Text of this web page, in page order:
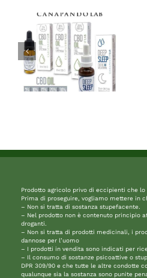
Prodotto agricolo privo di eccipienti che lo
Prima di proseguire, vogliamo mettere in
– Non si tratta di sostanza stupefacente.
– Nel prodotto non è contenuto principio
droganti.
– Non si tratta di prodotti medicinali, i
dannose per l’uomo
– I prodotti in vendita sono indicati per
– Il consumo di sostanze psicoattive o
DPR 309/90 e che tutte le altre condotte
qualunque sia la sostanza sono punite